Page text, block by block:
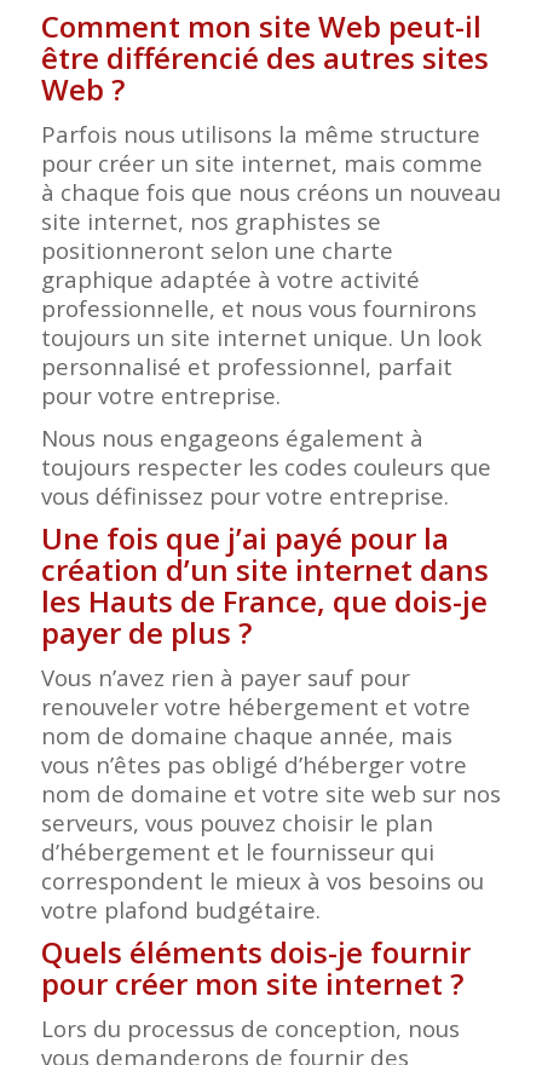
Comment mon site Web peut-il
être différencié des autres sites
Web ?
Parfois nous utilisons la même structure
pour créer un site internet, mais comme
à chaque fois que nous créons un nouveau
site internet, nos graphistes se
positionneront selon une charte
graphique adaptée à votre activité
professionnelle, et nous vous fournirons
toujours un site internet unique. Un look
personnalisé et professionnel, parfait
pour votre entreprise.
Nous nous engageons également à
toujours respecter les codes couleurs que
vous définissez pour votre entreprise.
Une fois que j’ai payé pour la
création d’un site internet dans
les Hauts de France, que dois-je
payer de plus ?
Vous n’avez rien à payer sauf pour
renouveler votre hébergement et votre
nom de domaine chaque année, mais
vous n’êtes pas obligé d’héberger votre
nom de domaine et votre site web sur nos
serveurs, vous pouvez choisir le plan
d’hébergement et le fournisseur qui
correspondent le mieux à vos besoins ou
votre plafond budgétaire.
Quels éléments dois-je fournir
pour créer mon site internet ?
Lors du processus de conception, nous
vous demanderons de fournir des